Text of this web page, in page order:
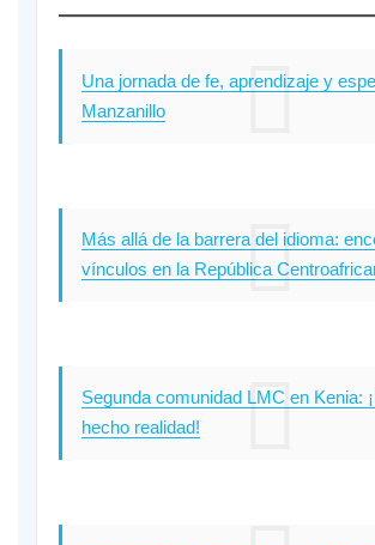
Una jornada de fe, aprendizaje y
Manzanillo
Más allá de la barrera del idioma:
vínculos en la República
Segunda comunidad LMC en Kenia:
hecho realidad!